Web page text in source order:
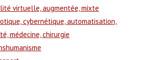
virtuelle, augmentée, mixte
cybernétique, automatisation,
médecine, chirurgie